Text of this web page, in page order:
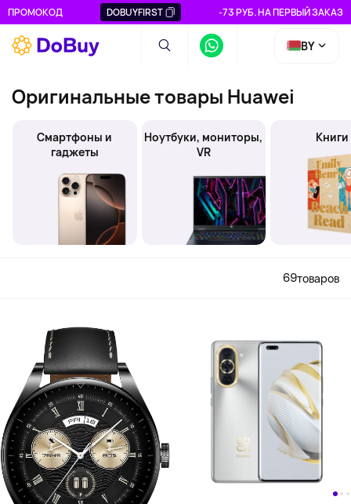
ПРОМОКОД DOBUYFIRST -73 РУБ. НА ПЕРВЫЙ ЗАКАЗ
BY
Оригинальные товары Huawei
Смартфоны и
гаджеты
Ноутбуки, мониторы,
VR
Книги
69товаров